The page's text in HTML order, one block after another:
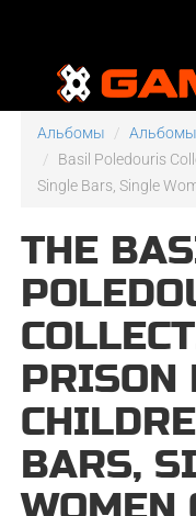
Альбомы
Альбомы
Basil Poledouris
Single Bars, Single
THE
PRISON
BARS,